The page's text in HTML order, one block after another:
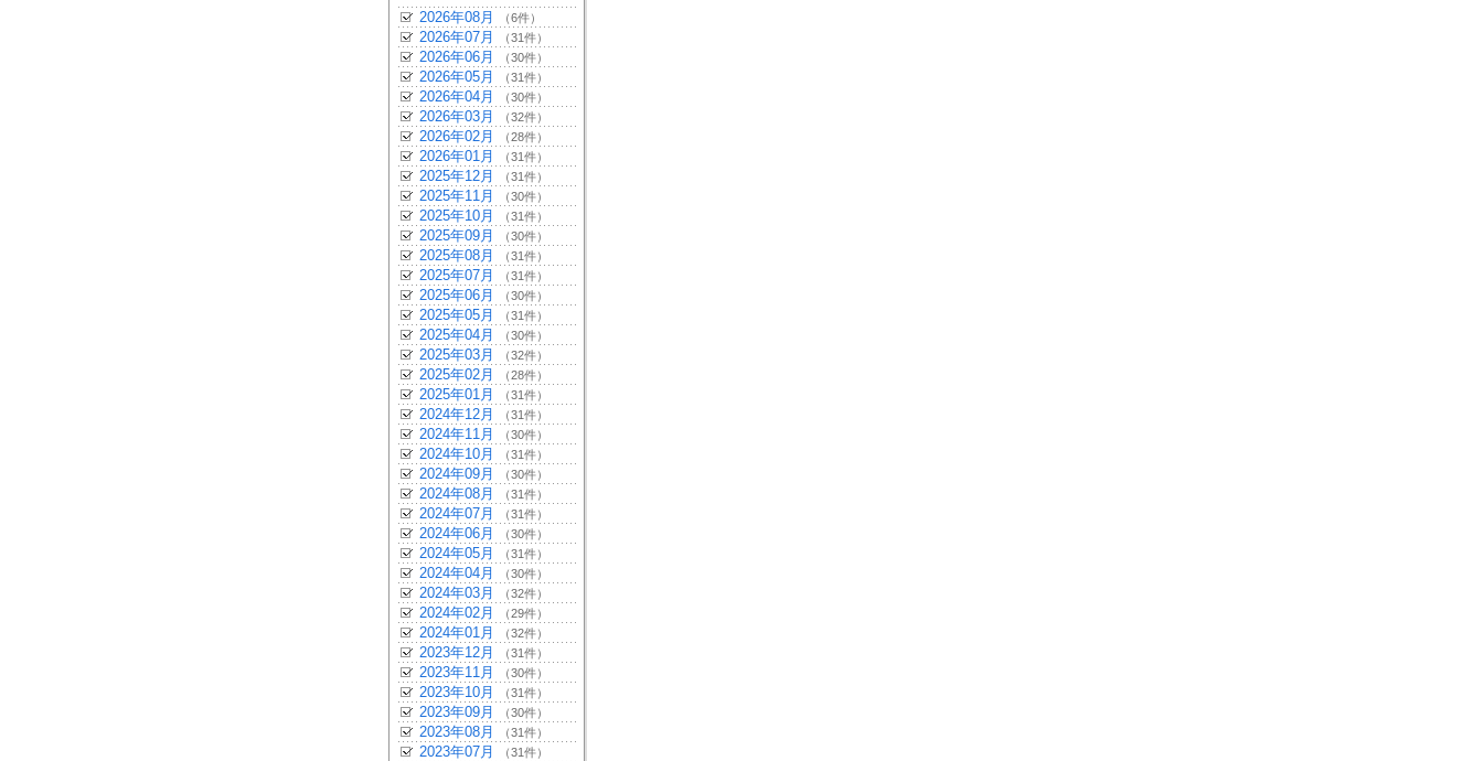
2026年08月 （6件）
2026年07月 （31件）
2026年06月 （30件）
2026年05月 （31件）
2026年04月 （30件）
2026年03月 （32件）
2026年02月 （28件）
2026年01月 （31件）
2025年12月 （31件）
2025年11月 （30件）
2025年10月 （31件）
2025年09月 （30件）
2025年08月 （31件）
2025年07月 （31件）
2025年06月 （30件）
2025年05月 （31件）
2025年04月 （30件）
2025年03月 （32件）
2025年02月 （28件）
2025年01月 （31件）
2024年12月 （31件）
2024年11月 （30件）
2024年10月 （31件）
2024年09月 （30件）
2024年08月 （31件）
2024年07月 （31件）
2024年06月 （30件）
2024年05月 （31件）
2024年04月 （30件）
2024年03月 （32件）
2024年02月 （29件）
2024年01月 （32件）
2023年12月 （31件）
2023年11月 （30件）
2023年10月 （31件）
2023年09月 （30件）
2023年08月 （31件）
2023年07月 （31件）